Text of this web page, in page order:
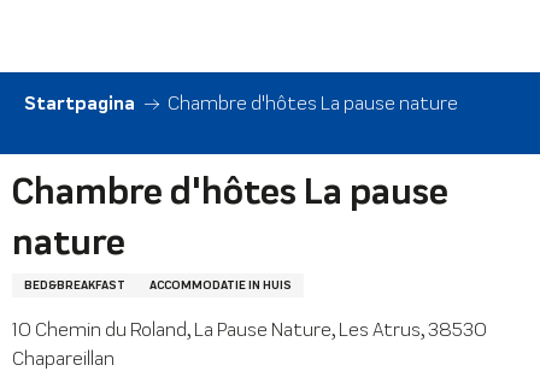
contenu
principal
Startpagina Chambre d'hôtes La pause nature
Chambre d'hôtes La pause
nature
BED&BREAKFAST ACCOMMODATIE IN HUIS
10 Chemin du Roland, La Pause Nature, Les Atrus, 38530
Chapareillan